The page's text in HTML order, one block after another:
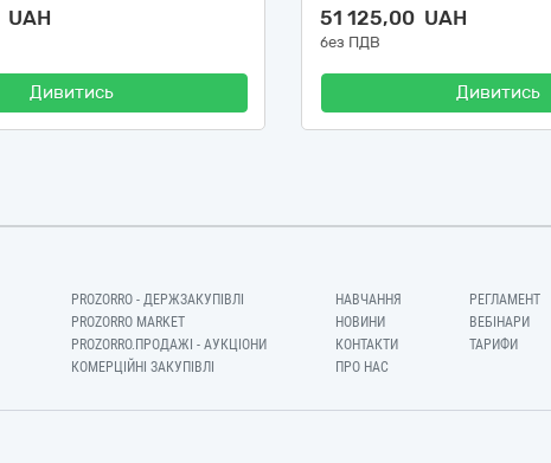
UAH
Дивитись
51 125,00 UAH
без ПДВ
Дивитись
PROZORRO - ДЕРЖЗАКУПІВЛІ
PROZORRO MARKET
PROZORRO.ПРОДАЖІ - АУКЦІОНИ
КОМЕРЦІЙНІ ЗАКУПІВЛІ
НАВЧАННЯ
НОВИНИ
КОНТАКТИ
ПРО НАС
РЕГЛАМЕНТ
ВЕБІНАРИ
ТАРИФИ